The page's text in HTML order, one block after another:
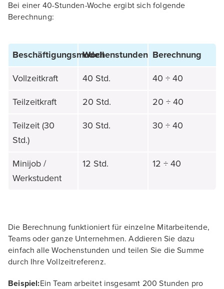
Bei einer 40-Stunden-Woche ergibt sich folgende
Berechnung:
BeschäftigungsmodellWochenstunden Berechnung
Vollzeitkraft 40 Std. 40 ÷ 40
Teilzeitkraft 20 Std. 20 ÷ 40
Teilzeit (30
Std.)
30 Std. 30 ÷ 40
Minijob /
Werkstudent
12 Std. 12 ÷ 40
Die Berechnung funktioniert für einzelne Mitarbeitende,
Teams oder ganze Unternehmen. Addieren Sie dazu
einfach alle Wochenstunden und teilen Sie die Summe
durch Ihre Vollzeitreferenz.
Beispiel:Ein Team arbeitet insgesamt 200 Stunden pro